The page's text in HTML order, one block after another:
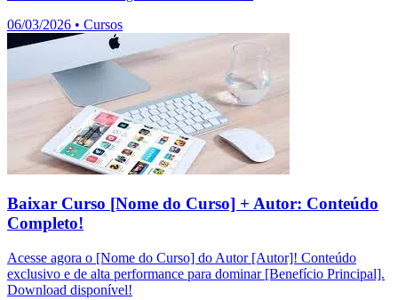
06/03/2026 • Cursos
Baixar Curso [Nome do Curso] + Autor: Conteúdo
Completo!
Acesse agora o [Nome do Curso] do Autor [Autor]! Conteúdo
exclusivo e de alta performance para dominar [Benefício Principal].
Download disponível!